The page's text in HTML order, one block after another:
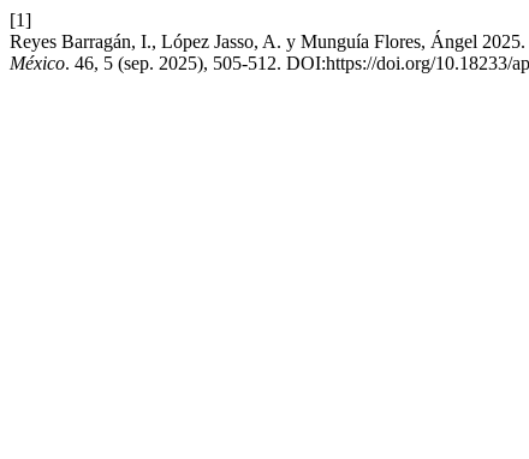
[1]
Reyes Barragán, I., López Jasso, A. y Munguía Flores, Ángel
México. 46, 5 (sep. 2025), 505-512. DOI:https://doi.org/10.18233/